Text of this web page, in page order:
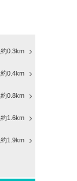
約0.3km
約0.4km
約0.8km
約1.6km
約1.9km